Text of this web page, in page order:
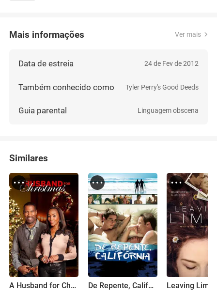
Mais informações Ver mais
Data de estreia 24 de Fev de 2012
Também conhecido como Tyler Perry's Good Deeds
Guia parental Linguagem obscena
Similares
A Husband for Christmas De Repente, Califórnia Leaving